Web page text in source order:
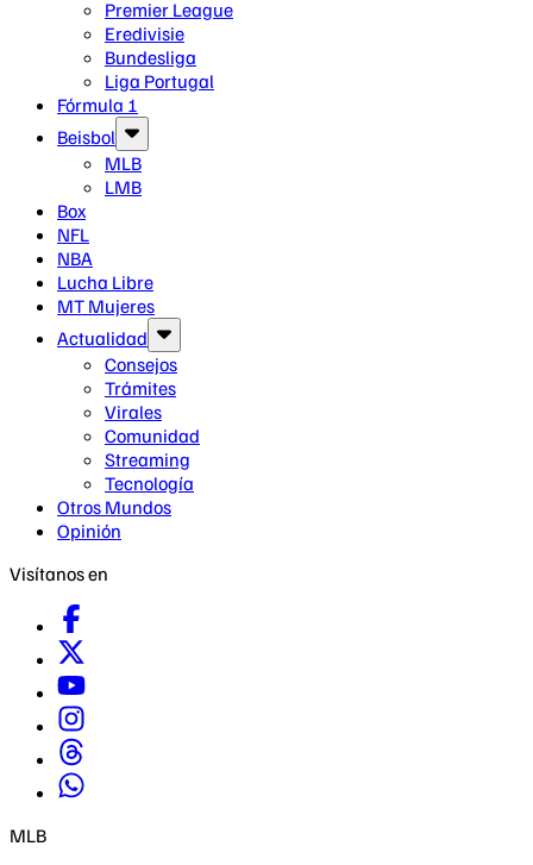
Premier League
Eredivisie
Bundesliga
Liga Portugal
Fórmula 1
Beisbol
MLB
LMB
Box
NFL
NBA
Lucha Libre
MT Mujeres
Actualidad
Consejos
Trámites
Virales
Comunidad
Streaming
Tecnología
Otros Mundos
Opinión
Visítanos en
MLB